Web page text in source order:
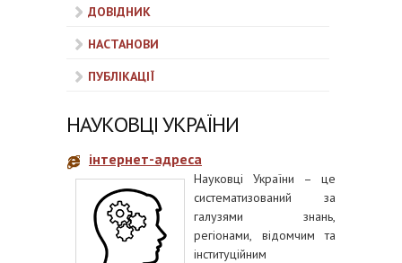
ДОВІДНИК
НАСТАНОВИ
ПУБЛІКАЦІЇ
НАУКОВЦІ УКРАЇНИ
інтернет-адреса
Науковці України – це
систематизований за
галузями знань,
регіонами, відомчим та
інституційним